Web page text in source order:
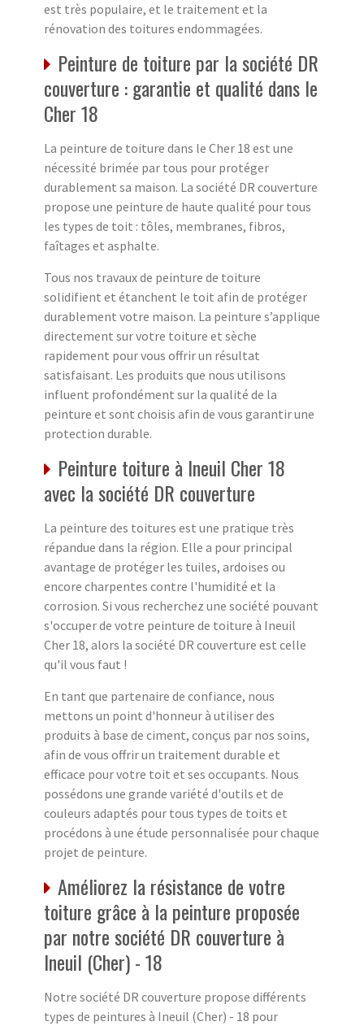
est très populaire, et le traitement et la
rénovation des toitures endommagées.
Peinture de toiture par la société DR
couverture : garantie et qualité dans le
Cher 18
La peinture de toiture dans le Cher 18 est une
nécessité brimée par tous pour protéger
durablement sa maison. La société DR couverture
propose une peinture de haute qualité pour tous
les types de toit : tôles, membranes, fibros,
faîtages et asphalte.
Tous nos travaux de peinture de toiture
solidifient et étanchent le toit afin de protéger
durablement votre maison. La peinture s’applique
directement sur votre toiture et sèche
rapidement pour vous offrir un résultat
satisfaisant. Les produits que nous utilisons
influent profondément sur la qualité de la
peinture et sont choisis afin de vous garantir une
protection durable.
Peinture toiture à Ineuil Cher 18
avec la société DR couverture
La peinture des toitures est une pratique très
répandue dans la région. Elle a pour principal
avantage de protéger les tuiles, ardoises ou
encore charpentes contre l'humidité et la
corrosion. Si vous recherchez une société pouvant
s'occuper de votre peinture de toiture à Ineuil
Cher 18, alors la société DR couverture est celle
qu'il vous faut !
En tant que partenaire de confiance, nous
mettons un point d'honneur à utiliser des
produits à base de ciment, conçus par nos soins,
afin de vous offrir un traitement durable et
efficace pour votre toit et ses occupants. Nous
possédons une grande variété d'outils et de
couleurs adaptés pour tous types de toits et
procédons à une étude personnalisée pour chaque
projet de peinture.
Améliorez la résistance de votre
toiture grâce à la peinture proposée
par notre société DR couverture à
Ineuil (Cher) - 18
Notre société DR couverture propose différents
types de peintures à Ineuil (Cher) - 18 pour